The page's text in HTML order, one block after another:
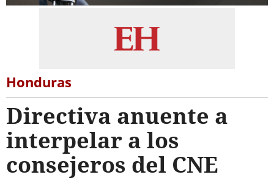
Honduras
Directiva anuente a
interpelar a los
consejeros del CNE